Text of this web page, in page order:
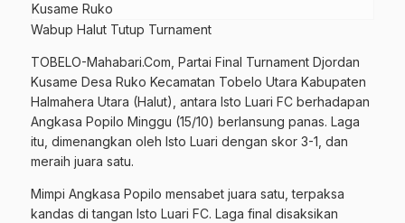
Wabup Halut Tutup Turnament
TOBELO-Mahabari.Com, Partai Final Turnament Djordan
Kusame Desa Ruko Kecamatan Tobelo Utara Kabupaten
Halmahera Utara (Halut), antara Isto Luari FC berhadapan
Angkasa Popilo Minggu (15/10) berlansung panas. Laga
itu, dimenangkan oleh Isto Luari dengan skor 3-1, dan
meraih juara satu.
Mimpi Angkasa Popilo mensabet juara satu, terpaksa
kandas di tangan Isto Luari FC. Laga final disaksikan